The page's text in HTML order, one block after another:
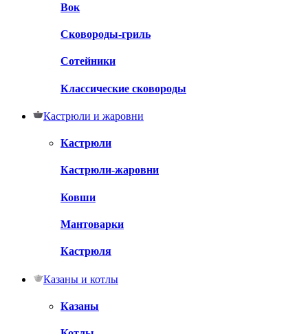
Вок
Сковороды-гриль
Сотейники
Классические сковороды
Кастрюли и жаровни
Кастрюли
Кастрюли-жаровни
Ковши
Мантоварки
Кастрюля
Казаны и котлы
Казаны